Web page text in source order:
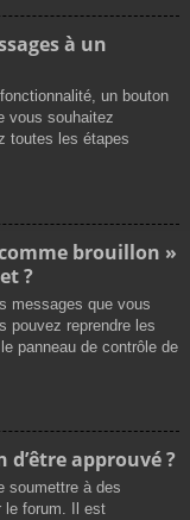
à un
un bouton
vous souhaitez
toutes les étapes
brouillon »
?
messages que vous
pouvez reprendre les
panneau de contrôle de
approuvé ?
soumettre à des
le forum. Il est